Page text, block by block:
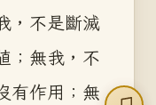
，不是斷滅
；無我，不
有作用；無